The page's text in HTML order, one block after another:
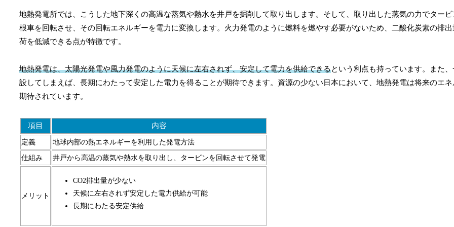
地熱発電所では、こうした地下深くの高温な蒸気や熱水を井戸を掘削して取り出します。そして、取り出した蒸気の力でター
根車を回転させ、その回転エネルギーを電力に変換します。火力発電のように燃料を燃やす必要がないため、二酸化炭素の排
荷を低減できる点が特徴です。
地熱発電は、太陽光発電や風力発電のように天候に左右されず、安定して電力を供給できるという利点も持っています。また
設してしまえば、長期にわたって安定した電力を得ることが期待できます。資源の少ない日本において、地熱発電は将来のエ
期待されています。
項目 内容
定義 地球内部の熱エネルギーを利用した発電方法
仕組み 井戸から高温の蒸気や熱水を取り出し、タービンを回転させて発電
メリット
CO2排出量が少ない
天候に左右されず安定した電力供給が可能
長期にわたる安定供給